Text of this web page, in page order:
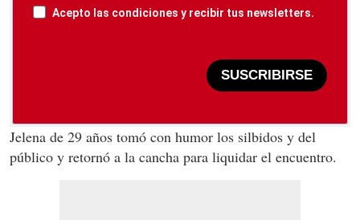
Acepto las condiciones y recibir tus newsletters.
SUSCRIBIRSE
Jelena de 29 años tomó con humor los silbidos y del
público y retornó a la cancha para liquidar el encuentro.